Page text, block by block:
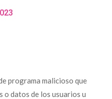
programa malicioso que
o datos de los usuarios u